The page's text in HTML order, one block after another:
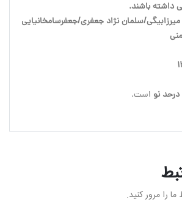
داشته باشند.
سلمان نژاد جعفری/جعفرسامخانیایی
نو است.
را مرور کنید.